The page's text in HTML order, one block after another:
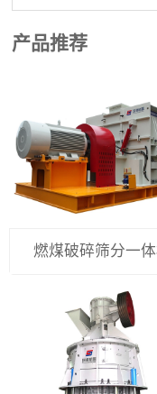
产品推荐
燃煤破碎筛分一